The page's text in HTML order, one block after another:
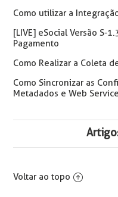
Como utilizar a
[LIVE] eSocial Versão S-
Pagamento
Como Realizar a Coleta
Como Sincronizar as
Metadados e Web
Voltar ao topo